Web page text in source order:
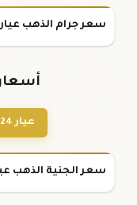
سعر جرام الذهب عيار ١٢
عيار 24
سعر الجنية الذهب عيار